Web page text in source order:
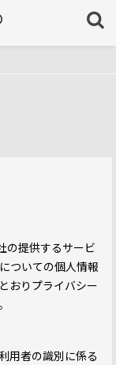
の提供するサービ
ついての個人情報
おりプライバシー
用者の識別に係る